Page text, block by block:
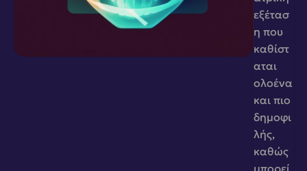
εξέτασ
η που
καθίστ
αται
ολοένα
και πιο
δημοφι
λής,
καθώς
μπορεί